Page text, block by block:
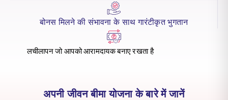
भुगतान प्रदान करता है। सहभागी पॉलिसी होने के नाते, यह गारंटीकृत भुगतान को बोनस
की संभावना के साथ जोड़ती है, जिससे बचत में निरंतर वृद्धि और दीर्घकालिक वित्तीय सुरक्षा
सुनिश्चित होती है। अपनी भरोसेमंदमनी-बैक बीमा पॉलिसी केलाभों के साथ, एसबीआई
लाइफ - स्मार्ट मनी बैक प्लस विश्वसनीय सहायता प्रदान करता है, जिससे दीर्घकालिक
लक्ष्यों को बनाए रखने में मदद मिलती है और आपको और आपके परिवार को स्थायी विश्वास
मिलता है।
बोनस मिलने की संभावना के साथ गारंटीकृत भुगतान
लचीलापन जो आपको आरामदायक बनाए रखता है
अपनी जीवन बीमा योजना के बारे में जानें